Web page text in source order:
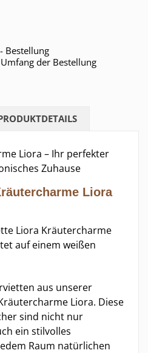
- Bestellung
der Bestellung
Liora – Ihr perfekter
Zuhause
Liora
aus unserer
Liora. Diese
sind nicht nur
ein stilvolles
Raum natürlichen